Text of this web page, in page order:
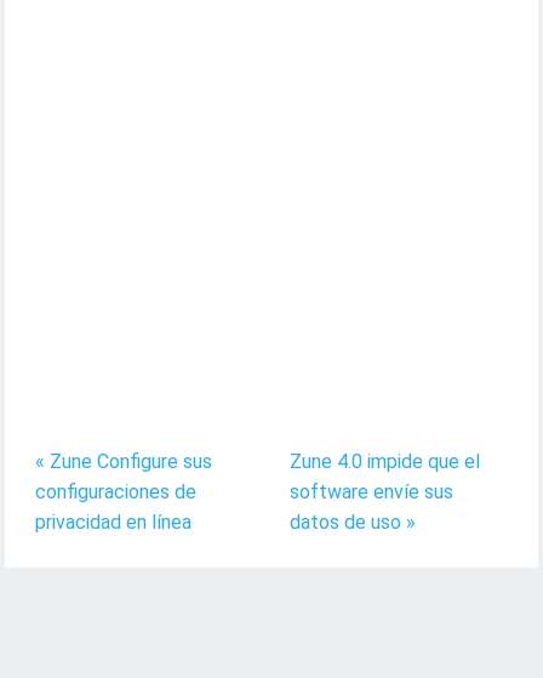
« Zune Configure sus
configuraciones de
privacidad en línea
Zune 4.0 impide que el
software envíe sus
datos de uso »